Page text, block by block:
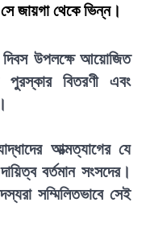
সে জায়গা থেকে ভিন্ন।
উপলক্ষে আয়োজিত
পুরস্কার বিতরণী এবং
আত্মত্যাগের যে
বর্তমান সংসদের।
সম্মিলিতভাবে সেই